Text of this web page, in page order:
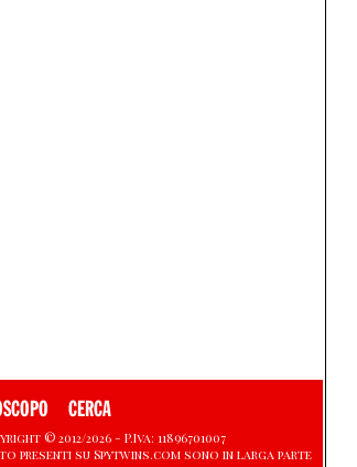
CERCA
© 2012/2026 - P.Iva: 11896701007
presenti su Spytwins.com sono in larga parte